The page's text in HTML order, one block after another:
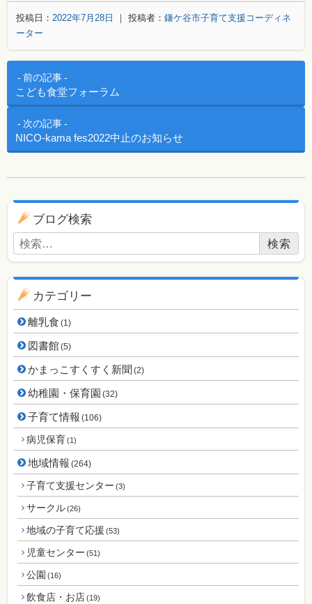
投稿日： 2022年7月28日 ｜ 投稿者： 鎌ケ谷市子育て支援コーディネ
ーター
投稿ナビゲーション
前の記事
こども食堂フォーラム
次の記事
NICO-kama fes2022中止のお知らせ
ブログ用ナビゲーション
ブログ検索
検索:
カテゴリー
離乳食 (1)
図書館(5)
かまっこすくすく新聞 (2)
幼稚園・保育園 (32)
子育て情報 (106)
病児保育(1)
地域情報 (264)
子育て支援センター (3)
サークル(26)
地域の子育て応援 (53)
児童センター (51)
公園 (16)
飲食店・お店(19)